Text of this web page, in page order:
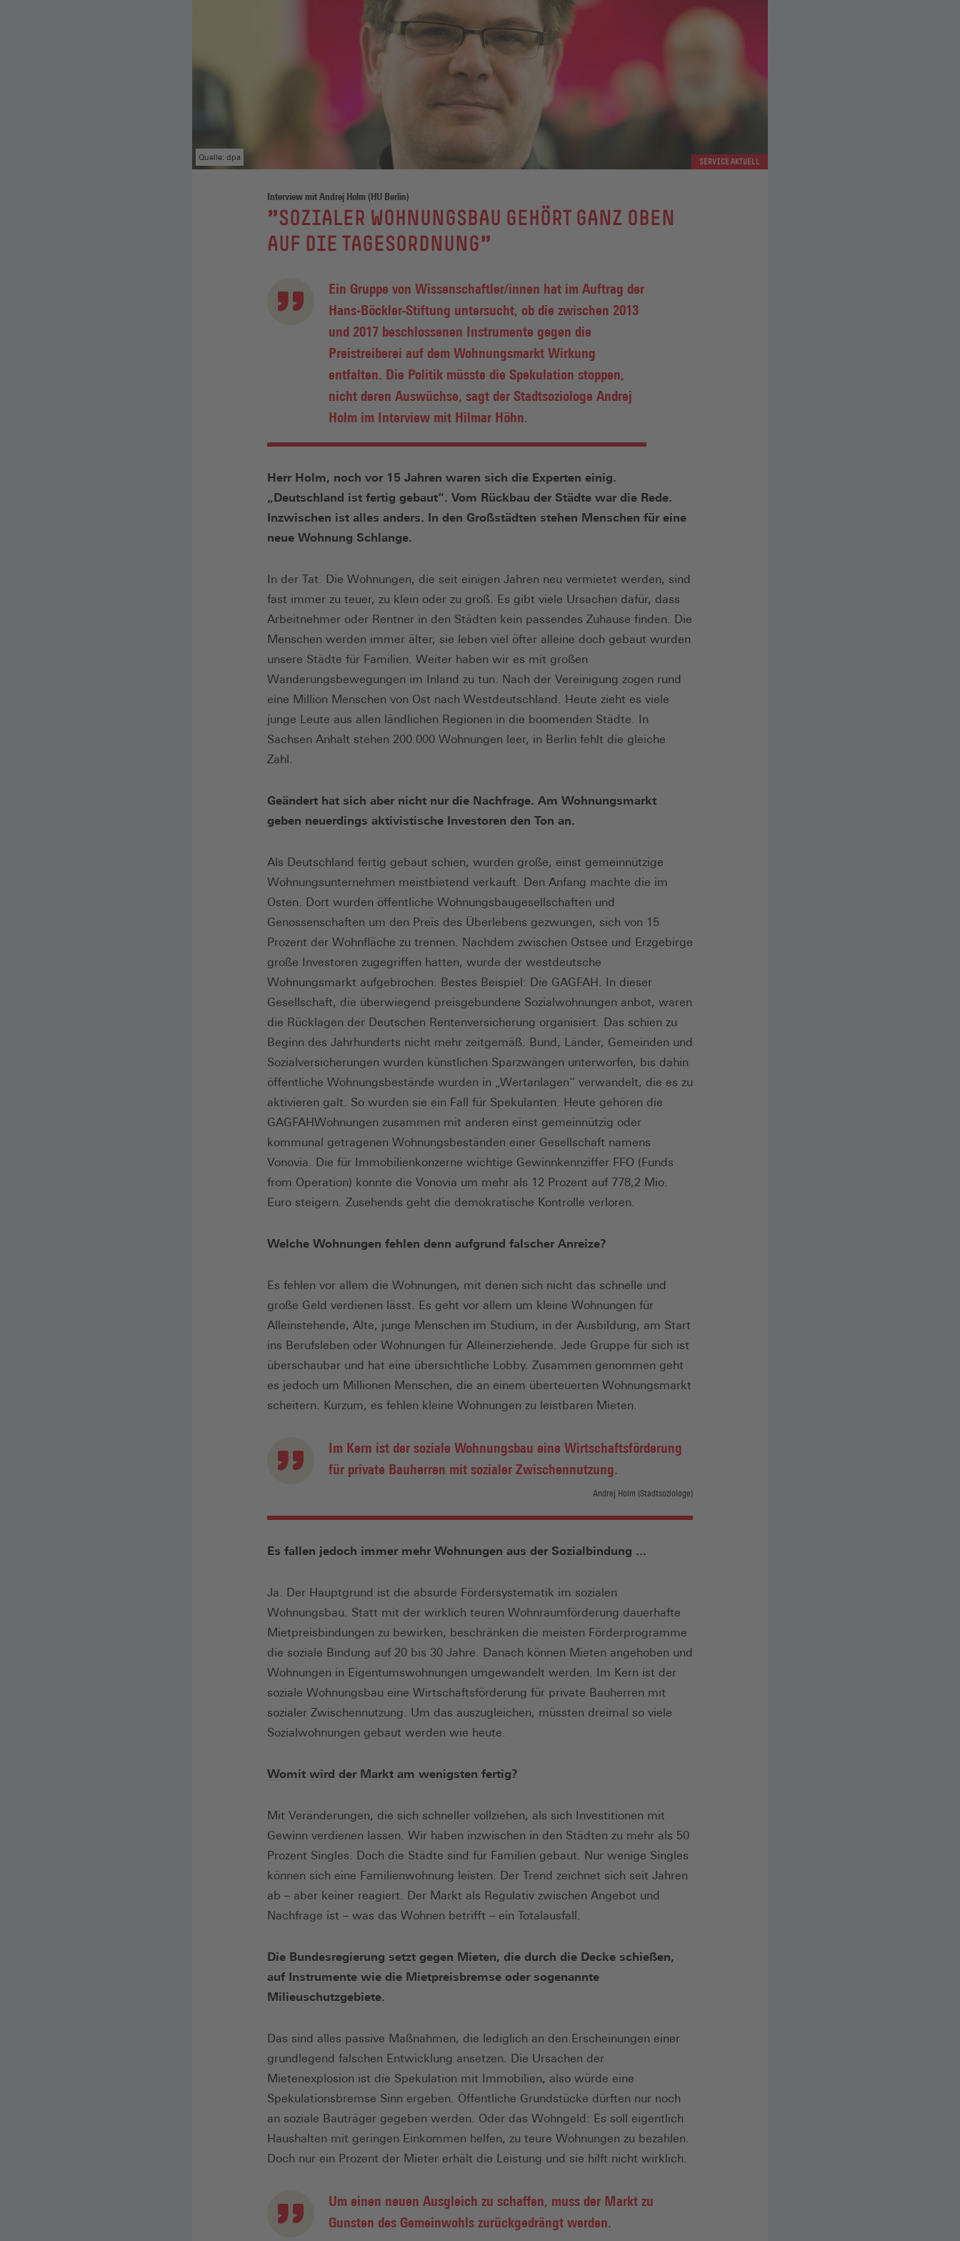
Quelle: dpa SERVICE AKTUELL
Interview mit Andrej Holm (HU Berlin)
:
"SOZIALER WOHNUNGSBAU GEHÖRT GANZ OBEN
AUF DIE TAGESORDNUNG"
Ein Gruppe von Wissenschaftler/innen hat im Auftrag der
Hans-Böckler-Stiftung untersucht, ob die zwischen 2013
und 2017 beschlossenen Instrumente gegen die
Preistreiberei auf dem Wohnungsmarkt Wirkung
entfalten. Die Politik müsste die Spekulation stoppen,
nicht deren Auswüchse, sagt der Stadtsoziologe Andrej
Holm im Interview mit Hilmar Höhn.
Herr Holm, noch vor 15 Jahren waren sich die Experten einig.
„Deutschland ist fertig gebaut“. Vom Rückbau der Städte war die Rede.
Inzwischen ist alles anders. In den Großstädten stehen Menschen für eine
neue Wohnung Schlange.
In der Tat. Die Wohnungen, die seit einigen Jahren neu vermietet werden, sind
fast immer zu teuer, zu klein oder zu groß. Es gibt viele Ursachen dafür, dass
Arbeitnehmer oder Rentner in den Städten kein passendes Zuhause finden. Die
Menschen werden immer älter, sie leben viel öfter alleine doch gebaut wurden
unsere Städte für Familien. Weiter haben wir es mit großen
Wanderungsbewegungen im Inland zu tun. Nach der Vereinigung zogen rund
eine Million Menschen von Ost nach Westdeutschland. Heute zieht es viele
junge Leute aus allen ländlichen Regionen in die boomenden Städte. In
Sachsen Anhalt stehen 200.000 Wohnungen leer, in Berlin fehlt die gleiche
Zahl.
Geändert hat sich aber nicht nur die Nachfrage. Am Wohnungsmarkt
geben neuerdings aktivistische Investoren den Ton an.
Als Deutschland fertig gebaut schien, wurden große, einst gemeinnützige
Wohnungsunternehmen meistbietend verkauft. Den Anfang machte die im
Osten. Dort wurden öffentliche Wohnungsbaugesellschaften und
Genossenschaften um den Preis des Überlebens gezwungen, sich von 15
Prozent der Wohnfläche zu trennen. Nachdem zwischen Ostsee und Erzgebirge
große Investoren zugegriffen hatten, wurde der westdeutsche
Wohnungsmarkt aufgebrochen. Bestes Beispiel: Die GAGFAH. In dieser
Gesellschaft, die überwiegend preisgebundene Sozialwohnungen anbot, waren
die Rücklagen der Deutschen Rentenversicherung organisiert. Das schien zu
Beginn des Jahrhunderts nicht mehr zeitgemäß. Bund, Länder, Gemeinden und
Sozialversicherungen wurden künstlichen Sparzwängen unterworfen, bis dahin
öffentliche Wohnungsbestände wurden in „Wertanlagen“ verwandelt, die es zu
aktivieren galt. So wurden sie ein Fall für Spekulanten. Heute gehören die
GAGFAHWohnungen zusammen mit anderen einst gemeinnützig oder
kommunal getragenen Wohnungsbeständen einer Gesellschaft namens
Vonovia. Die für Immobilienkonzerne wichtige Gewinnkennziffer FFO (Funds
from Operation) konnte die Vonovia um mehr als 12 Prozent auf 778,2 Mio.
Euro steigern. Zusehends geht die demokratische Kontrolle verloren.
Welche Wohnungen fehlen denn aufgrund falscher Anreize?
Es fehlen vor allem die Wohnungen, mit denen sich nicht das schnelle und
große Geld verdienen lässt. Es geht vor allem um kleine Wohnungen für
Alleinstehende, Alte, junge Menschen im Studium, in der Ausbildung, am Start
ins Berufsleben oder Wohnungen für Alleinerziehende. Jede Gruppe für sich ist
überschaubar und hat eine übersichtliche Lobby. Zusammen genommen geht
es jedoch um Millionen Menschen, die an einem überteuerten Wohnungsmarkt
scheitern. Kurzum, es fehlen kleine Wohnungen zu leistbaren Mieten.
Im Kern ist der soziale Wohnungsbau eine Wirtschaftsförderung
für private Bauherren mit sozialer Zwischennutzung.
Andrej Holm (Stadtsoziologe)
Es fallen jedoch immer mehr Wohnungen aus der Sozialbindung ...
Ja. Der Hauptgrund ist die absurde Fördersystematik im sozialen
Wohnungsbau. Statt mit der wirklich teuren Wohnraumförderung dauerhafte
Mietpreisbindungen zu bewirken, beschränken die meisten Förderprogramme
die soziale Bindung auf 20 bis 30 Jahre. Danach können Mieten angehoben und
Wohnungen in Eigentumswohnungen umgewandelt werden. Im Kern ist der
soziale Wohnungsbau eine Wirtschaftsförderung für private Bauherren mit
sozialer Zwischennutzung. Um das auszugleichen, müssten dreimal so viele
Sozialwohnungen gebaut werden wie heute.
Womit wird der Markt am wenigsten fertig?
Mit Veränderungen, die sich schneller vollziehen, als sich Investitionen mit
Gewinn verdienen lassen. Wir haben inzwischen in den Städten zu mehr als 50
Prozent Singles. Doch die Städte sind für Familien gebaut. Nur wenige Singles
können sich eine Familienwohnung leisten. Der Trend zeichnet sich seit Jahren
ab – aber keiner reagiert. Der Markt als Regulativ zwischen Angebot und
Nachfrage ist – was das Wohnen betrifft – ein Totalausfall.
Die Bundesregierung setzt gegen Mieten, die durch die Decke schießen,
auf Instrumente wie die Mietpreisbremse oder sogenannte
Milieuschutzgebiete.
Das sind alles passive Maßnahmen, die lediglich an den Erscheinungen einer
grundlegend falschen Entwicklung ansetzen. Die Ursachen der
Mietenexplosion ist die Spekulation mit Immobilien, also würde eine
Spekulationsbremse Sinn ergeben. Öffentliche Grundstücke dürften nur noch
an soziale Bauträger gegeben werden. Oder das Wohngeld: Es soll eigentlich
Haushalten mit geringen Einkommen helfen, zu teure Wohnungen zu bezahlen.
Doch nur ein Prozent der Mieter erhält die Leistung und sie hilft nicht wirklich.
Um einen neuen Ausgleich zu schaffen, muss der Markt zu
Gunsten des Gemeinwohls zurückgedrängt werden.